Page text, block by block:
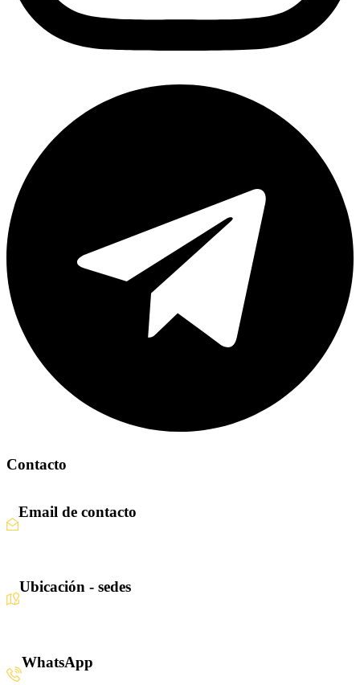
Contacto
Email de contacto
Ubicación - sedes
WhatsApp